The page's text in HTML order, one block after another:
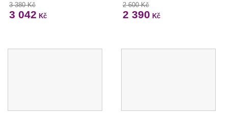
3 380 Kč
3 042 Kč
2 600 Kč
2 390 Kč